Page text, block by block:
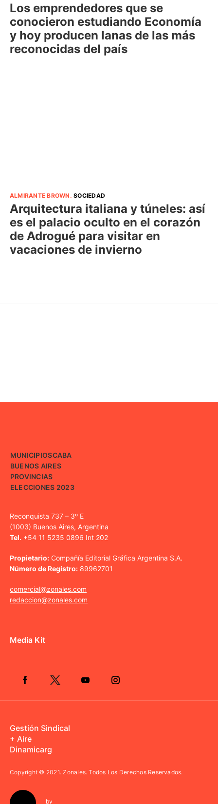
Los emprendedores que se
conocieron estudiando Economía
y hoy producen lanas de las más
reconocidas del país
ALMIRANTE BROWN .SOCIEDAD
Arquitectura italiana y túneles: así
es el palacio oculto en el corazón
de Adrogué para visitar en
vacaciones de invierno
MUNICIPIOSCABA
BUENOS AIRES
PROVINCIAS
ELECCIONES 2023
Reconquista 737 – 3º E
(1003) Buenos Aires, Argentina
Tel. +54 11 5235 0896 Int 202
Propietario: Compañía Editorial Gráfica Argentina S.A.
Número de Registro: 89962701
comercial@zonales.com
redaccion@zonales.com
Media Kit
Gestión Sindical
+ Aire
Dinamicarg
Copyright © 2021.Zonales. Todos Los Derechos Reservados.
by